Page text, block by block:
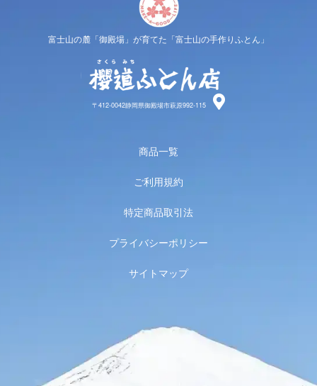
富士山の麓「御殿場」が育てた「富士山の手作りふとん」
〒412-0042静岡県御殿場市萩原992-115
商品一覧
ご利用規約
特定商品取引法
プライバシーポリシー
サイトマップ